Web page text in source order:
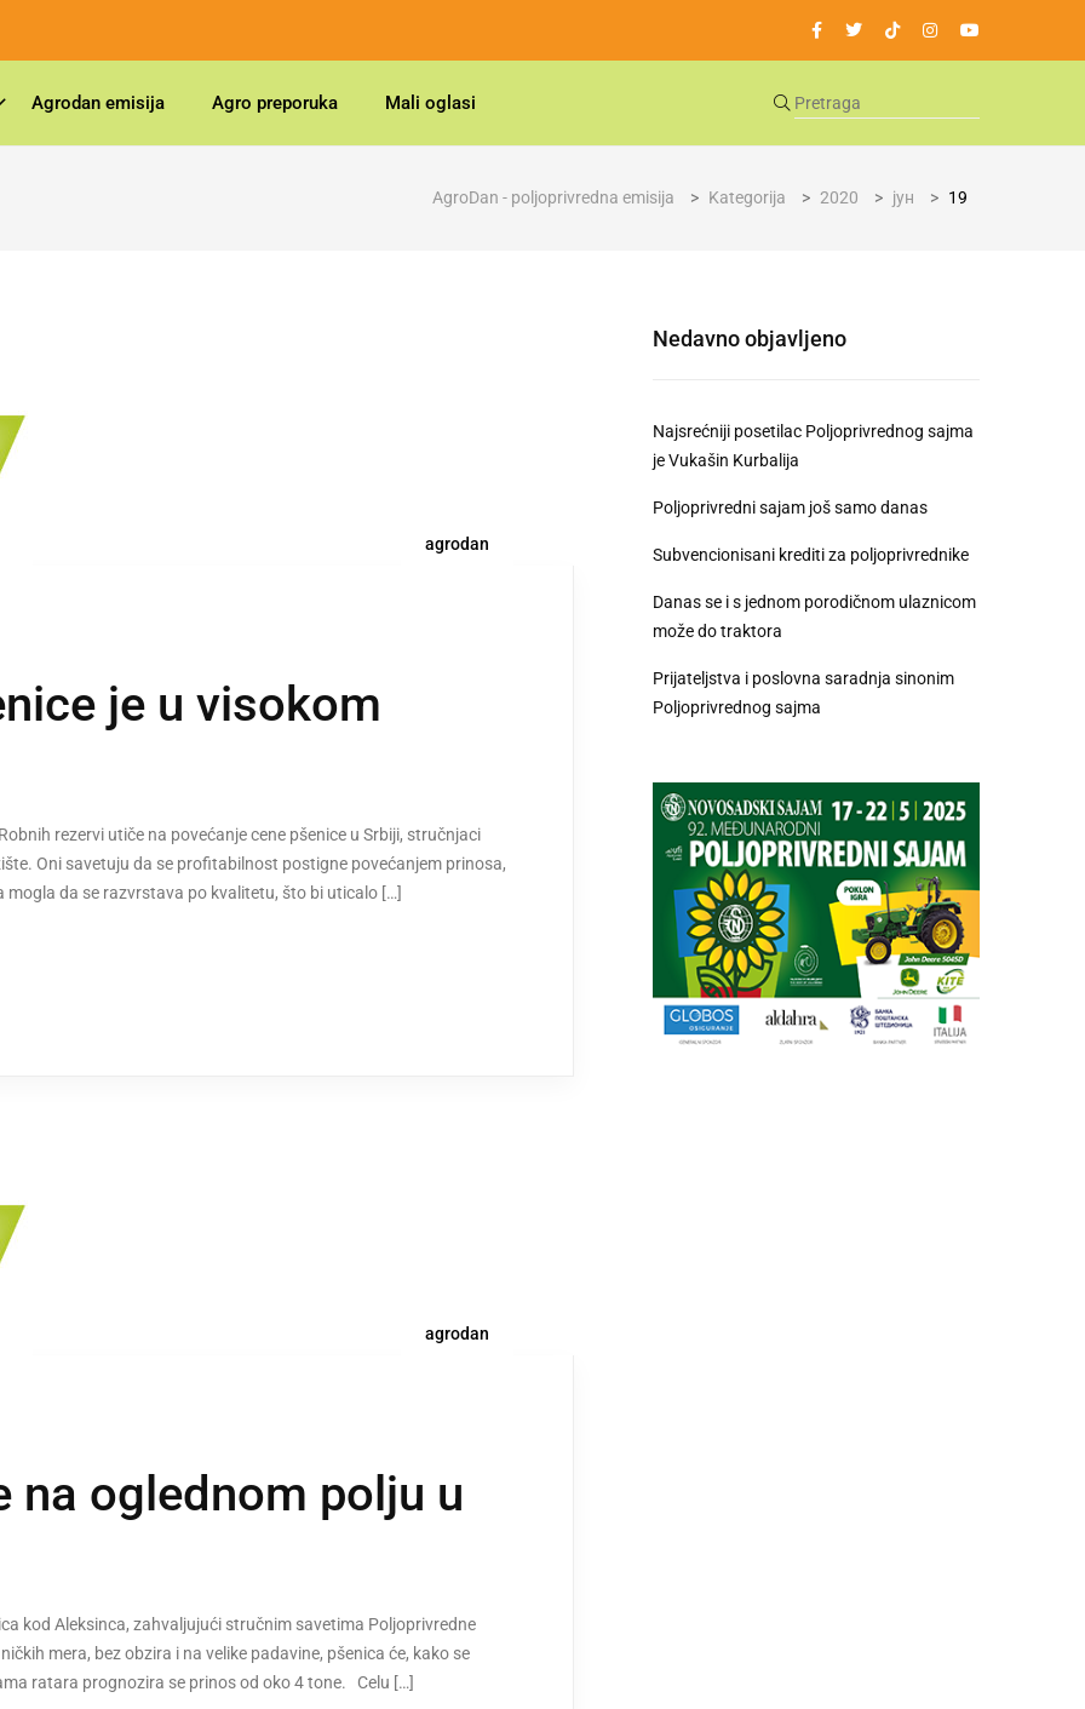
Agrodan emisija Agro preporuka Mali oglasi
AgroDan - poljoprivredna emisija > Kategorija > 2020 > јун > 19
agrodan
je u visokom
rezervi utiče na povećanje cene pšenice u Srbiji, stručnjaci
Oni savetuju da se profitabilnost postigne povećanjem prinosa,
da se razvrstava po kvalitetu, što bi uticalo […]
agrodan
na oglednom polju u
kod Aleksinca, zahvaljujući stručnim savetima Poljoprivredne
mera, bez obzira i na velike padavine, pšenica će, kako se
ratara prognozira se prinos od oko 4 tone. Celu […]
Nedavno objavljeno
Najsrećniji posetilac Poljoprivrednog sajma
je Vukašin Kurbalija
Poljoprivredni sajam još samo danas
Subvencionisani krediti za poljoprivrednike
Danas se i s jednom porodičnom ulaznicom
može do traktora
Prijateljstva i poslovna saradnja sinonim
Poljoprivrednog sajma